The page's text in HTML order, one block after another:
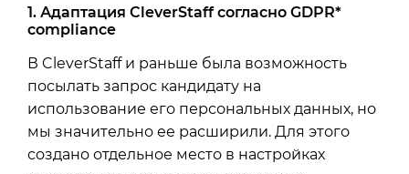
1. Адаптация CleverStaff согласно GDPR*
compliance
В CleverStaff и раньше была возможность
посылать запрос кандидату на
использование его персональных данных, но
мы значительно ее расширили. Для этого
создано отдельное место в настройках